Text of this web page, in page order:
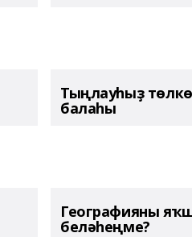
Тыңлауһыҙ төлкө
балаһы
Географияны
беләһеңме?